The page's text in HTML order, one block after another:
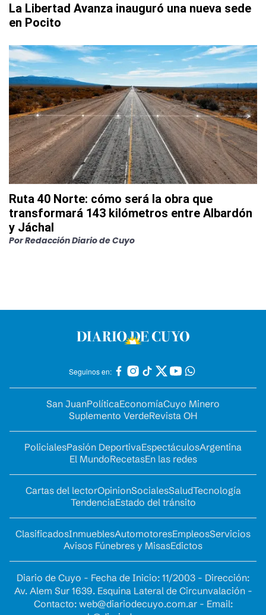
La Libertad Avanza inauguró una nueva sede
en Pocito
Ruta 40 Norte: cómo será la obra que
transformará 143 kilómetros entre Albardón
y Jáchal
PorRedacción Diario de Cuyo
Seguinos en:
San JuanPolíticaEconomíaCuyo Minero
Suplemento VerdeRevista OH
PolicialesPasión DeportivaEspectáculosArgentina
El MundoRecetasEn las redes
Cartas del lectorOpinionSocialesSaludTecnología
TendenciaEstado del tránsito
ClasificadosInmueblesAutomotoresEmpleosServicios
Avisos Fúnebres y MisasEdictos
Diario de Cuyo - Fecha de Inicio: 11/2003 - Dirección:
Av. Alem Sur 1639. Esquina Lateral de Circunvalación -
Contacto: web@diariodecuyo.com.ar- Email: